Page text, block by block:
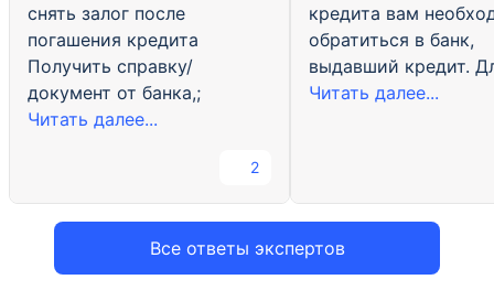
Все ответы экспертов
снять залог после
погашения кредита
Получить справку/
документ от банка,;
Читать далее...
2
кредита вам
обратиться в банк,
выдавший кредит.
Читать далее...